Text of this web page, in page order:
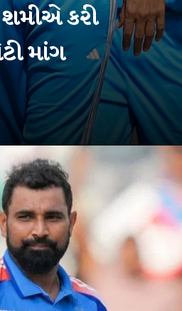
કરી
મોટી માંગ